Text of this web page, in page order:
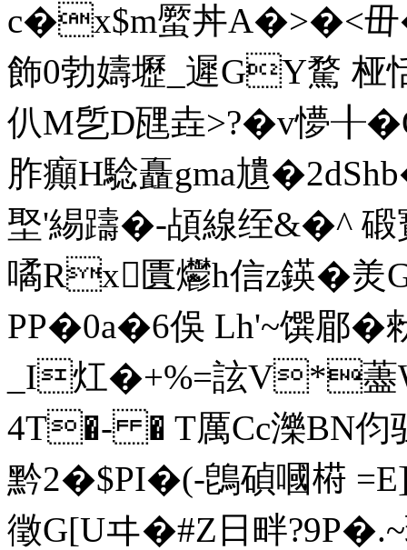
c�x$m蟨丼A�>�<毌
飾0勃嬦壢_遲GY騖 桠
仈M乺D瓼垚>?�v懜
胙癲H騐矗gma尵
埾'緆躊�-頕線绖&�^
噊Rx匱爩h信z鍈�
PP�0a�6俁 Lh'~馔郿�
_I灴�+%=詃V*藎
4T�- � T厲Cc濼BN
黔2�$PI�(-鵖碵嘓﨓 =E]
徵G[Uヰ�#Z日畔?9P�.~